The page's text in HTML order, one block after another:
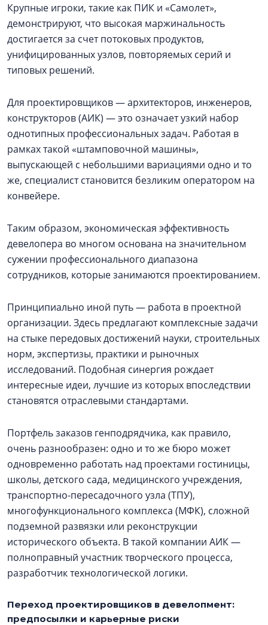
Крупные игроки, такие как ПИК и «Самолет»,
демонстрируют, что высокая маржинальность
достигается за счет потоковых продуктов,
унифицированных узлов, повторяемых серий и
типовых решений.
Для проектировщиков — архитекторов, инженеров,
конструкторов (АИК) — это означает узкий набор
однотипных профессиональных задач. Работая в
рамках такой «штамповочной машины»,
выпускающей с небольшими вариациями одно и то
же, специалист становится безликим оператором на
конвейере.
Таким образом, экономическая эффективность
девелопера во многом основана на значительном
сужении профессионального диапазона
сотрудников, которые занимаются проектированием.
Принципиально иной путь — работа в проектной
организации. Здесь предлагают комплексные задачи
на стыке передовых достижений науки, строительных
норм, экспертизы, практики и рыночных
исследований. Подобная синергия рождает
интересные идеи, лучшие из которых впоследствии
становятся отраслевыми стандартами.
Портфель заказов генподрядчика, как правило,
очень разнообразен: одно и то же бюро может
одновременно работать над проектами гостиницы,
школы, детского сада, медицинского учреждения,
транспортно-пересадочного узла (ТПУ),
многофункционального комплекса (МФК), сложной
подземной развязки или реконструкции
исторического объекта. В такой компании АИК —
полноправный участник творческого процесса,
разработчик технологической логики.
Переход проектировщиков в девелопмент:
предпосылки и карьерные риски